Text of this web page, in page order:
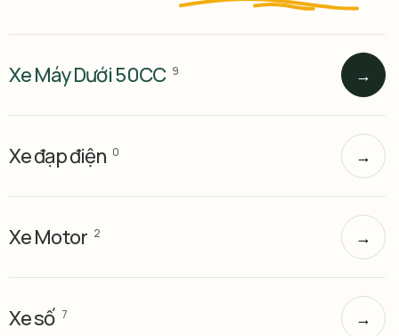
Xe Máy Dưới 50CC 9 →
Xe đạp điện 0 →
Xe Motor 2 →
Xe số 7 →